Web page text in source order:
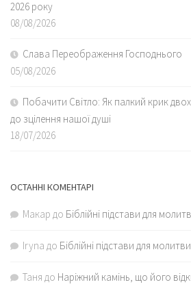
2026 року
08/08/2026
Слава Переображення Господнього
05/08/2026
Побачити Світло: Як палкий крик двох
до зцілення нашої душі
18/07/2026
ОСТАННІ КОМЕНТАРІ
Макар до Біблійні підстави для
Iryna до Біблійні підстави для
Таня до Наріжний камінь, що його